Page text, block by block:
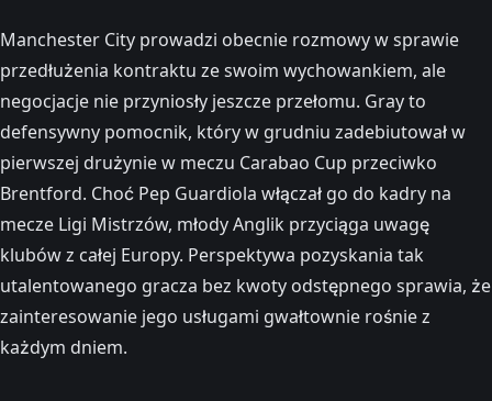
Manchester City prowadzi obecnie rozmowy w sprawie
przedłużenia kontraktu ze swoim wychowankiem, ale
negocjacje nie przyniosły jeszcze przełomu. Gray to
defensywny pomocnik, który w grudniu zadebiutował w
pierwszej drużynie w meczu Carabao Cup przeciwko
Brentford. Choć Pep Guardiola włączał go do kadry na
mecze Ligi Mistrzów, młody Anglik przyciąga uwagę
klubów z całej Europy. Perspektywa pozyskania tak
utalentowanego gracza bez kwoty odstępnego sprawia, że
zainteresowanie jego usługami gwałtownie rośnie z
każdym dniem.